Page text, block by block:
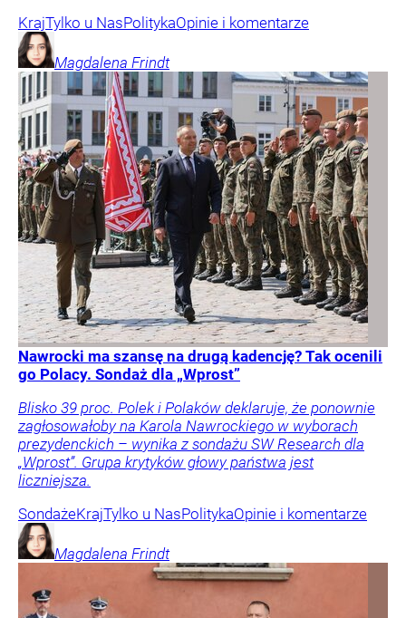
KrajTylko u NasPolitykaOpinie i komentarze
Magdalena Frindt
Nawrocki ma szansę na drugą kadencję? Tak ocenili
go Polacy. Sondaż dla „Wprost”
Blisko 39 proc. Polek i Polaków deklaruje, że ponownie
zagłosowałoby na Karola Nawrockiego w wyborach
prezydenckich – wynika z sondażu SW Research dla
„Wprost”. Grupa krytyków głowy państwa jest
liczniejsza.
SondażeKrajTylko u NasPolitykaOpinie i komentarze
Magdalena Frindt